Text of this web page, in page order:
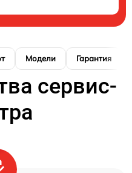
Модели Гарантия
сервис-